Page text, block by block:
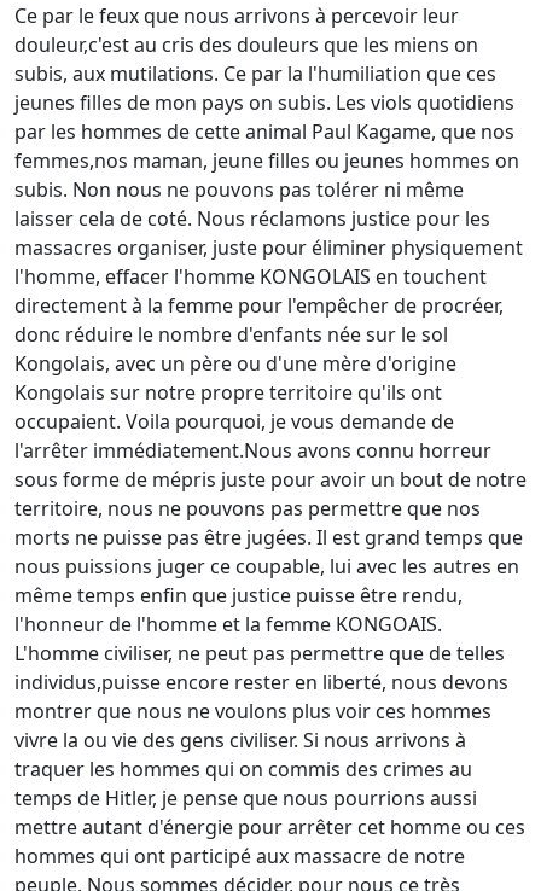
Ce par le feux que nous arrivons à percevoir leur
douleur,c'est au cris des douleurs que les miens on
subis, aux mutilations. Ce par la l'humiliation que ces
jeunes filles de mon pays on subis. Les viols quotidiens
par les hommes de cette animal Paul Kagame, que nos
femmes,nos maman, jeune filles ou jeunes hommes on
subis. Non nous ne pouvons pas tolérer ni même
laisser cela de coté. Nous réclamons justice pour les
massacres organiser, juste pour éliminer physiquement
l'homme, effacer l'homme KONGOLAIS en touchent
directement à la femme pour l'empêcher de procréer,
donc réduire le nombre d'enfants née sur le sol
Kongolais, avec un père ou d'une mère d'origine
Kongolais sur notre propre territoire qu'ils ont
occupaient. Voila pourquoi, je vous demande de
l'arrêter immédiatement.Nous avons connu horreur
sous forme de mépris juste pour avoir un bout de notre
territoire, nous ne pouvons pas permettre que nos
morts ne puisse pas être jugées. Il est grand temps que
nous puissions juger ce coupable, lui avec les autres en
même temps enfin que justice puisse être rendu,
l'honneur de l'homme et la femme KONGOAIS.
L'homme civiliser, ne peut pas permettre que de telles
individus,puisse encore rester en liberté, nous devons
montrer que nous ne voulons plus voir ces hommes
vivre la ou vie des gens civiliser. Si nous arrivons à
traquer les hommes qui on commis des crimes au
temps de Hitler, je pense que nous pourrions aussi
mettre autant d'énergie pour arrêter cet homme ou ces
hommes qui ont participé aux massacre de notre
peuple. Nous sommes décider, pour nous ce très